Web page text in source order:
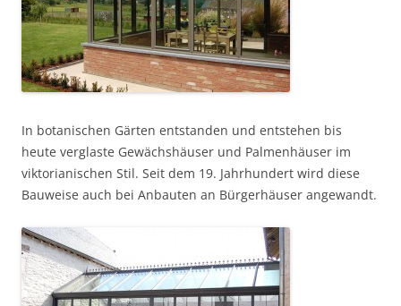
In botanischen Gärten entstanden und entstehen bis
heute verglaste Gewächshäuser und Palmenhäuser im
viktorianischen Stil. Seit dem 19. Jahrhundert wird diese
Bauweise auch bei Anbauten an Bürgerhäuser angewandt.